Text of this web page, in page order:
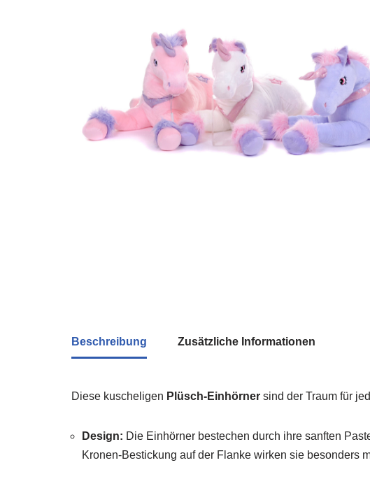
Beschreibung Zusätzliche Informationen
Diese kuscheligen Plüsch-Einhörner sind der Traum für
Design: Die Einhörner bestechen durch ihre sanften
Kronen-Bestickung auf der Flanke wirken sie besonders